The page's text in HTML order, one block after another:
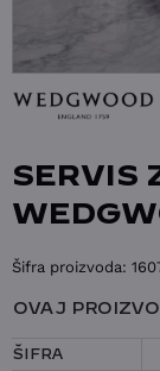
SERVIS
Šifra proizvoda:
OVAJ
ŠIFRA